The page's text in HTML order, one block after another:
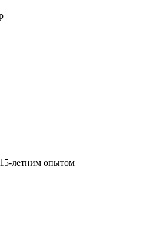
летним опытом